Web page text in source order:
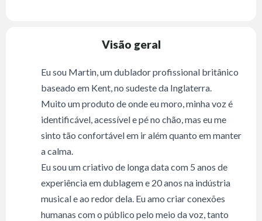
Visão geral
Eu sou Martin, um dublador profissional britânico
baseado em Kent, no sudeste da Inglaterra.
Muito um produto de onde eu moro, minha voz é
identificável, acessível e pé no chão, mas eu me
sinto tão confortável em ir além quanto em manter
a calma.
Eu sou um criativo de longa data com 5 anos de
experiência em dublagem e 20 anos na indústria
musical e ao redor dela. Eu amo criar conexões
humanas com o público pelo meio da voz, tanto